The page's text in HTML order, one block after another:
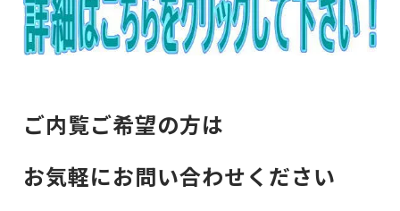
ご内覧ご希望の方は
お気軽にお問い合わせください